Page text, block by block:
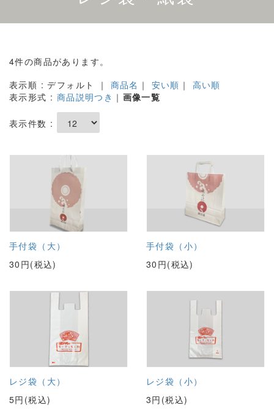
4件の商品があります。
表示順 : デフォルト ｜ 商品名 ｜ 安い順 ｜ 高い順
表示形式 : 商品説明つき ｜ 画像一覧
表示件数 :
手付袋（大）
30円(税込)
手付袋（小）
30円(税込)
レジ袋（大）
5円(税込)
レジ袋（小）
3円(税込)